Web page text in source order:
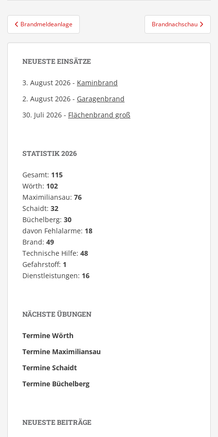
Beitragsnavigation
Brandmeldeanlage Brandnachschau
NEUESTE EINSÄTZE
3. August 2026 - Kaminbrand
2. August 2026 - Garagenbrand
30. Juli 2026 - Flächenbrand groß
STATISTIK 2026
Gesamt: 115
Wörth: 102
Maximiliansau: 76
Schaidt: 32
Büchelberg: 30
davon Fehlalarme: 18
Brand: 49
Technische Hilfe: 48
Gefahrstoff: 1
Dienstleistungen: 16
NÄCHSTE ÜBUNGEN
Termine Wörth
Termine Maximiliansau
Termine Schaidt
Termine Büchelberg
NEUESTE BEITRÄGE